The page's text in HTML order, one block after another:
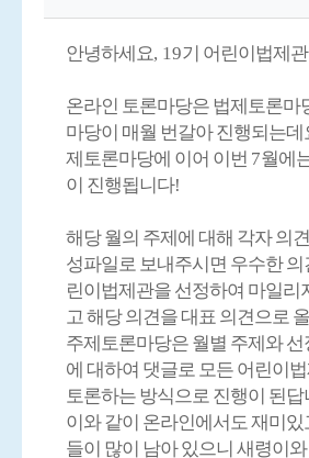
안녕하세요, 19기 어린이법제
온라인 토론마당은 법제토론마
마당이 매월 번갈아 진행되는데
제토론마당에 이어 이번 7월에
이 진행됩니다!
해당 월의 주제에 대해 각자 의
성파일로 보내주시면 우수한 의
린이법제관을 선정하여 마일리
고 해당 의견을 대표 의견으로
주제토론마당은 월별 주제와 선
에 대하여 댓글로 모든 어린이법
토론하는 방식으로 진행이 된답
이와 같이 온라인에서도 재미
들이 많이 남아 있으니 새령이